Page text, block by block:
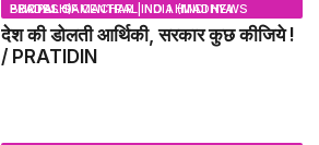
BHOPAL SAMACHAR | NO 1 HINDI NEWS PORTAL OF CENTRAL INDIA (MADHYA PRADESH)
देश की डोलती आर्थिकी, सरकार कुछ कीजिये !
/ PRATIDIN